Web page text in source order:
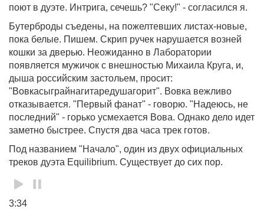
поют в дуэте. Интрига, сечешь? "Секу!" - согласился я.
Бутерброды съедены, на пожелтевших листах-новые,
пока белые. Пишем. Скрип ручек нарушается возней
кошки за дверью. Неожиданно в Лаборатории
появляется мужичок с внешностью Михаила Круга, и,
дыша российским застольем, просит:
"Вовкасыграйнагитаредушагорит". Вовка вежливо
отказывается. "Первый фанат" - говорю. "Надеюсь, не
последний" - горько усмехается Вова. Однако дело идет
заметно быстрее. Спустя два часа трек готов.
Под названием "Начало", один из двух официальных
треков дуэта Equilibrium. Существует до сих пор.
3:34